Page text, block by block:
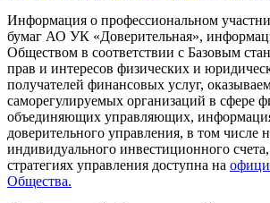
Информация о профессиональном
бумаг АО УК «Доверительная»,
Обществом в соответствии с Базовым
прав и интересов физических и
получателей финансовых услуг,
саморегулируемых организаций в сфере
объединяющих управляющих,
доверительного управления, в том числе
индивидуального инвестиционного
стратегиях управления доступна на
Общества.